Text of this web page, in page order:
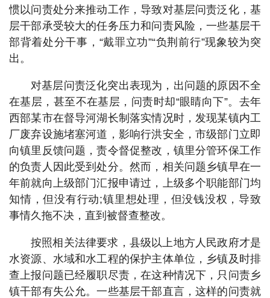
惯以问责处分来推动工作，导致对基层问责泛化，基
层干部承受较大的任务压力和问责风险，一些基层干
部背着处分干事，“戴罪立功”“负荆前行”现象较为突
出。
对基层问责泛化突出表现为，出问题的原因不全
在基层，甚至不在基层，问责时却“眼睛向下”。去年
西部某市在督导河湖长制落实情况时，发现某镇内工
厂废弃设施堵塞河道，影响行洪安全，市级部门立即
向镇里反馈问题，责令督促整改，镇里分管环保工作
的负责人因此受到处分。然而，相关问题乡镇早在一
年前就向上级部门汇报申请过，上级多个职能部门均
知情，但没有行动;镇里想处理，但没钱没权，导致
事情久拖不决，直到被督查整改。
按照相关法律要求，县级以上地方人民政府才是
水资源、水域和水工程的保护主体单位，乡镇及时排
查上报问题已经履职尽责，在这种情况下，只问责乡
镇干部有失公允。一些基层干部直言，这样的问责就